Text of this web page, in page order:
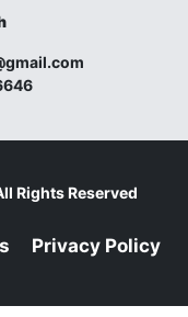
Rights Reserved
Privacy Policy